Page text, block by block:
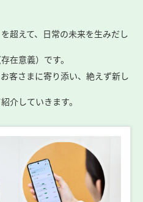
超えて、日常の未来を生みだし
在意義）です。
客さまに寄り添い、絶えず新し
介していきます。